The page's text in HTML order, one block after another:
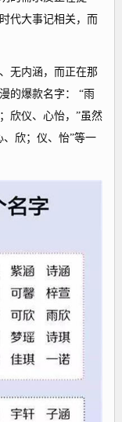
代大事记相关，而
无内涵，而正在那
的爆款名字： “雨
欣仪、心怡，”虽然
欣；仪、怡”等一